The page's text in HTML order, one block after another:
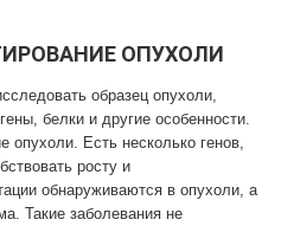
ОПУХОЛИ
образец опухоли,
белки и другие особенности.
опухоли. Есть несколько генов,
росту и
обнаруживаются в опухоли, а
Такие заболевания не